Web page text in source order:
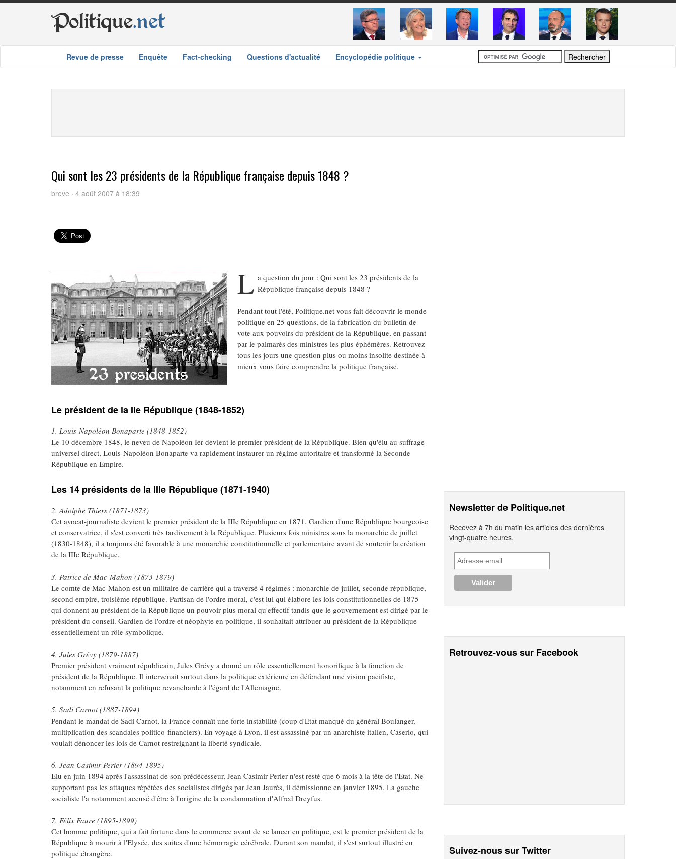
Politique.net
Revue de presse Enquête Fact-checking Questions d'actualité Encyclopédie politique
Qui sont les 23 présidents de la République française depuis 1848 ?
breve · 4 août 2007 à 18:39
L a question du jour : Qui sont les 23 présidents de la
République française depuis 1848 ?
Pendant tout l'été, Politique.net vous fait découvrir le monde
politique en 25 questions, de la fabrication du bulletin de
vote aux pouvoirs du président de la République, en passant
par le palmarès des ministres les plus éphémères. Retrouvez
tous les jours une question plus ou moins insolite destinée à
mieux vous faire comprendre la politique française.
Le président de la IIe République (1848-1852)
1. Louis-Napoléon Bonaparte (1848-1852)
Le 10 décembre 1848, le neveu de Napoléon Ier devient le premier président de la République. Bien qu'élu au suffrage
universel direct, Louis-Napoléon Bonaparte va rapidement instaurer un régime autoritaire et transformé la Seconde
République en Empire.
Les 14 présidents de la IIIe République (1871-1940)
2. Adolphe Thiers (1871-1873)
Cet avocat-journaliste devient le premier président de la IIIe République en 1871. Gardien d'une République bourgeoise
et conservatrice, il s'est converti très tardivement à la République. Plusieurs fois ministres sous la monarchie de juillet
(1830-1848), il a toujours été favorable à une monarchie constitutionnelle et parlementaire avant de soutenir la création
de la IIIe République.
3. Patrice de Mac-Mahon (1873-1879)
Le comte de Mac-Mahon est un militaire de carrière qui a traversé 4 régimes : monarchie de juillet, seconde république,
second empire, troisième république. Partisan de l'ordre moral, c'est lui qui élabore les lois constitutionnelles de 1875
qui donnent au président de la République un pouvoir plus moral qu'effectif tandis que le gouvernement est dirigé par le
président du conseil. Gardien de l'ordre et néophyte en politique, il souhaitait attribuer au président de la République
essentiellement un rôle symbolique.
4. Jules Grévy (1879-1887)
Premier président vraiment républicain, Jules Grévy a donné un rôle essentiellement honorifique à la fonction de
président de la République. Il intervenait surtout dans la politique extérieure en défendant une vision pacifiste,
notamment en refusant la politique revancharde à l'égard de l'Allemagne.
5. Sadi Carnot (1887-1894)
Pendant le mandat de Sadi Carnot, la France connaît une forte instabilité (coup d'Etat manqué du général Boulanger,
multiplication des scandales politico-financiers). En voyage à Lyon, il est assassiné par un anarchiste italien, Caserio, qui
voulait dénoncer les lois de Carnot restreignant la liberté syndicale.
6. Jean Casimir-Perier (1894-1895)
Elu en juin 1894 après l'assassinat de son prédécesseur, Jean Casimir Perier n'est resté que 6 mois à la tête de l'Etat. Ne
supportant pas les attaques répétées des socialistes dirigés par Jean Jaurès, il démissionne en janvier 1895. La gauche
socialiste l'a notamment accusé d'être à l'origine de la condamnation d'Alfred Dreyfus.
7. Félix Faure (1895-1899)
Cet homme politique, qui a fait fortune dans le commerce avant de se lancer en politique, est le premier président de la
République à mourir à l'Elysée, des suites d'une hémorragie cérébrale. Durant son mandat, il s'est surtout illustré en
politique étrangère.
Newsletter de Politique.net
Recevez à 7h du matin les articles des dernières
vingt-quatre heures.
Retrouvez-vous sur Facebook
Suivez-nous sur Twitter